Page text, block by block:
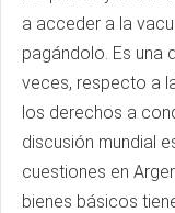
a acceder a la
pagándolo. Es una
veces, respecto a
los derechos a
discusión mundial
cuestiones en
bienes básicos